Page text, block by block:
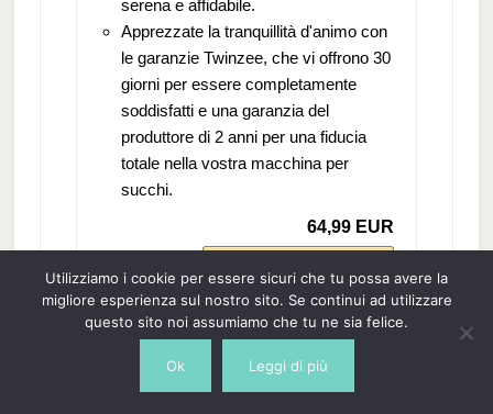
serena e affidabile.
Apprezzate la tranquillità d'animo con
le garanzie Twinzee, che vi offrono 30
giorni per essere completamente
soddisfatti e una garanzia del
produttore di 2 anni per una fiducia
totale nella vostra macchina per
succhi.
64,99 EUR
Prezzo tasse incl., escluse spedizioni Dati aggiornati
il 2026-04-15
Utilizziamo i cookie per essere sicuri che tu possa avere la
migliore esperienza sul nostro sito. Se continui ad utilizzare
questo sito noi assumiamo che tu ne sia felice.
Ok Leggi di più